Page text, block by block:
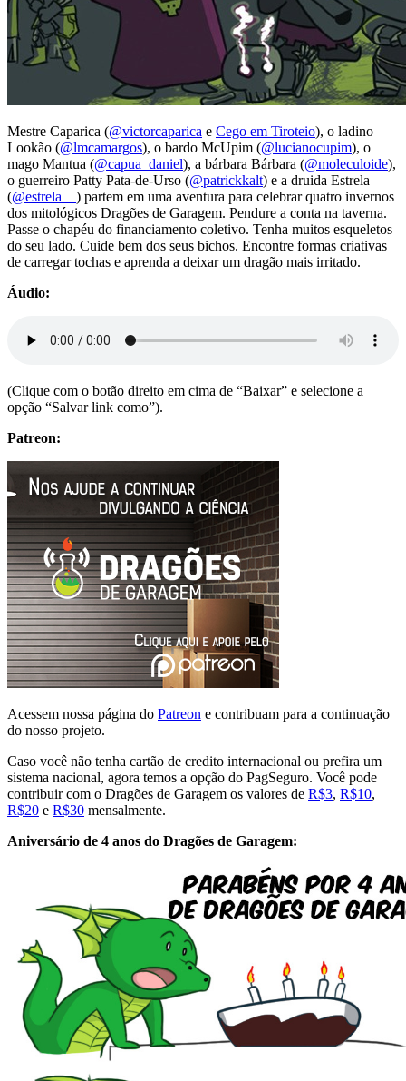
Mestre Caparica (@victorcaparica e Cego em Tiroteio), o ladino
Lookão (@lmcamargos), o bardo McUpim (@lucianocupim), o
mago Mantua (@capua_daniel), a bárbara Bárbara (@moleculoide),
o guerreiro Patty Pata-de-Urso (@patrickkalt) e a druida Estrela
(@estrela__ ) partem em uma aventura para celebrar quatro invernos
dos mitológicos Dragões de Garagem. Pendure a conta na taverna.
Passe o chapéu do financiamento coletivo. Tenha muitos esqueletos
do seu lado. Cuide bem dos seus bichos. Encontre formas criativas
de carregar tochas e aprenda a deixar um dragão mais irritado.
Áudio:
(Clique com o botão direito em cima de “Baixar” e selecione a
opção “Salvar link como”).
Patreon:
Acessem nossa página do Patreon e contribuam para a continuação
do nosso projeto.
Caso você não tenha cartão de credito internacional ou prefira um
sistema nacional, agora temos a opção do PagSeguro. Você pode
contribuir com o Dragões de Garagem os valores de R$3, R$10,
R$20 e R$30 mensalmente.
Aniversário de 4 anos do Dragões de Garagem: